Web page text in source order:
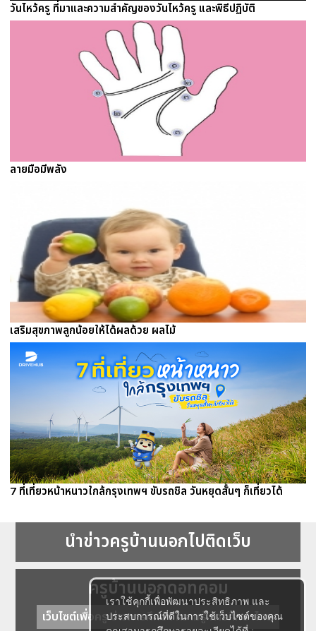
เราใช้คุกกี้เพื่อพัฒนาประสิทธิภาพ และ
ประสบการณ์ที่ดีในการใช้เว็บไซต์ของคุณ
วันไหว้ครู ที่มาและความสำคัญของวันไหว้ครู และพิธีปฏิบัติ
ลายมือมีพลัง
เสริมสุขภาพลูกน้อยให้ได้ผลด้วย ผลไม้
7 ที่เที่ยวหน้าหนาวใกล้กรุงเทพฯ ขับรถชิล วันหยุดสั้นๆ ก็เที่ยวได้
นำข่าวครูบ้านนอกไปติดเว็บ
ครูบ้านนอกดอทคอม
เว็บไซต์เพื่อครู ข่าวการศึกษา ความรู้ การศึกษาไทย